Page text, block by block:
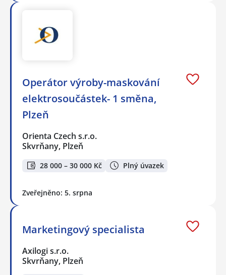
Operátor výroby-maskování
elektrosoučástek- 1 směna,
Plzeň
Orienta Czech s.r.o.
Skvrňany, Plzeň
28 000 – 30 000 Kč Plný úvazek
Zveřejněno: 5. srpna
Marketingový specialista
Axilogi s.r.o.
Skvrňany, Plzeň